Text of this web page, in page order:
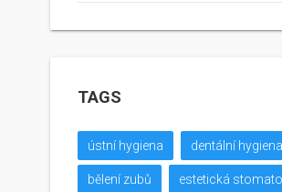
TAGS
ústní hygiena dentální hygiena
bělení zubů estetická